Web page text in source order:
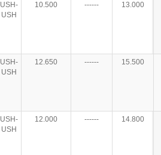
USH-
USH
10.500 ------ 13.000
USH-
USH
12.650 ------ 15.500
USH-
USH
12.000 ------ 14.800